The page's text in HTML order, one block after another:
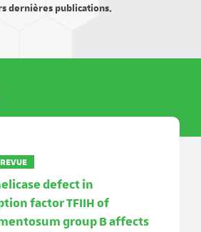
dernières publications.
defect in
factor TFIIH of
group B affects